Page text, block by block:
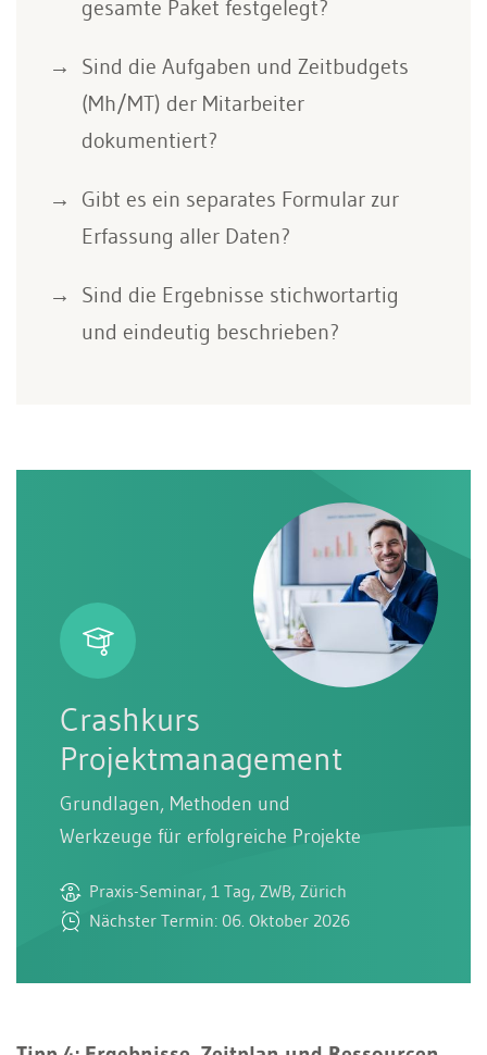
gesamte Paket festgelegt?
Sind die Aufgaben und Zeitbudgets
(Mh/MT) der Mitarbeiter
dokumentiert?
Gibt es ein separates Formular zur
Erfassung aller Daten?
Sind die Ergebnisse stichwortartig
und eindeutig beschrieben?
Crashkurs
Projektmanagement
Grundlagen, Methoden und
Werkzeuge für erfolgreiche Projekte
Praxis-Seminar, 1 Tag, ZWB, Zürich
Nächster Termin: 06. Oktober 2026